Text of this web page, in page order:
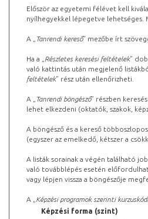
Először az egyetemi félévet kell
nyílhegyekkel lépegetve lehetséges.
A „ Tanrendi kereső” mezőbe írt
Ha a „ Részletes keresési feltételek”
való kattintás után megjelenő
feltételek” rész után ellenőrizheti.
A „ Tanrendi böngésző” részben
lehet elkezdeni (oktatók, szakok,
A böngésző és a kereső
(egyszer az emelkedő, kétszer a
A listák sorainak a végén található
való továbblépés esetén
vagy lépjen vissza a böngészője
A „ Képzési programok szerinti
Képzési forma (szint)